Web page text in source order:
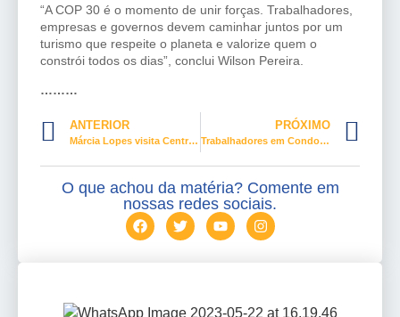
“A COP 30 é o momento de unir forças. Trabalhadores,
empresas e governos devem caminhar juntos por um
turismo que respeite o planeta e valorize quem o
constrói todos os dias”, conclui Wilson Pereira.
………
ANTERIOR
Márcia Lopes visita Central de Atendimento do Ligue 180
PRÓXIMO
Trabalhadores em Condomínios do DF homenageados no 8 de agosto
O que achou da matéria? Comente em
nossas redes sociais.